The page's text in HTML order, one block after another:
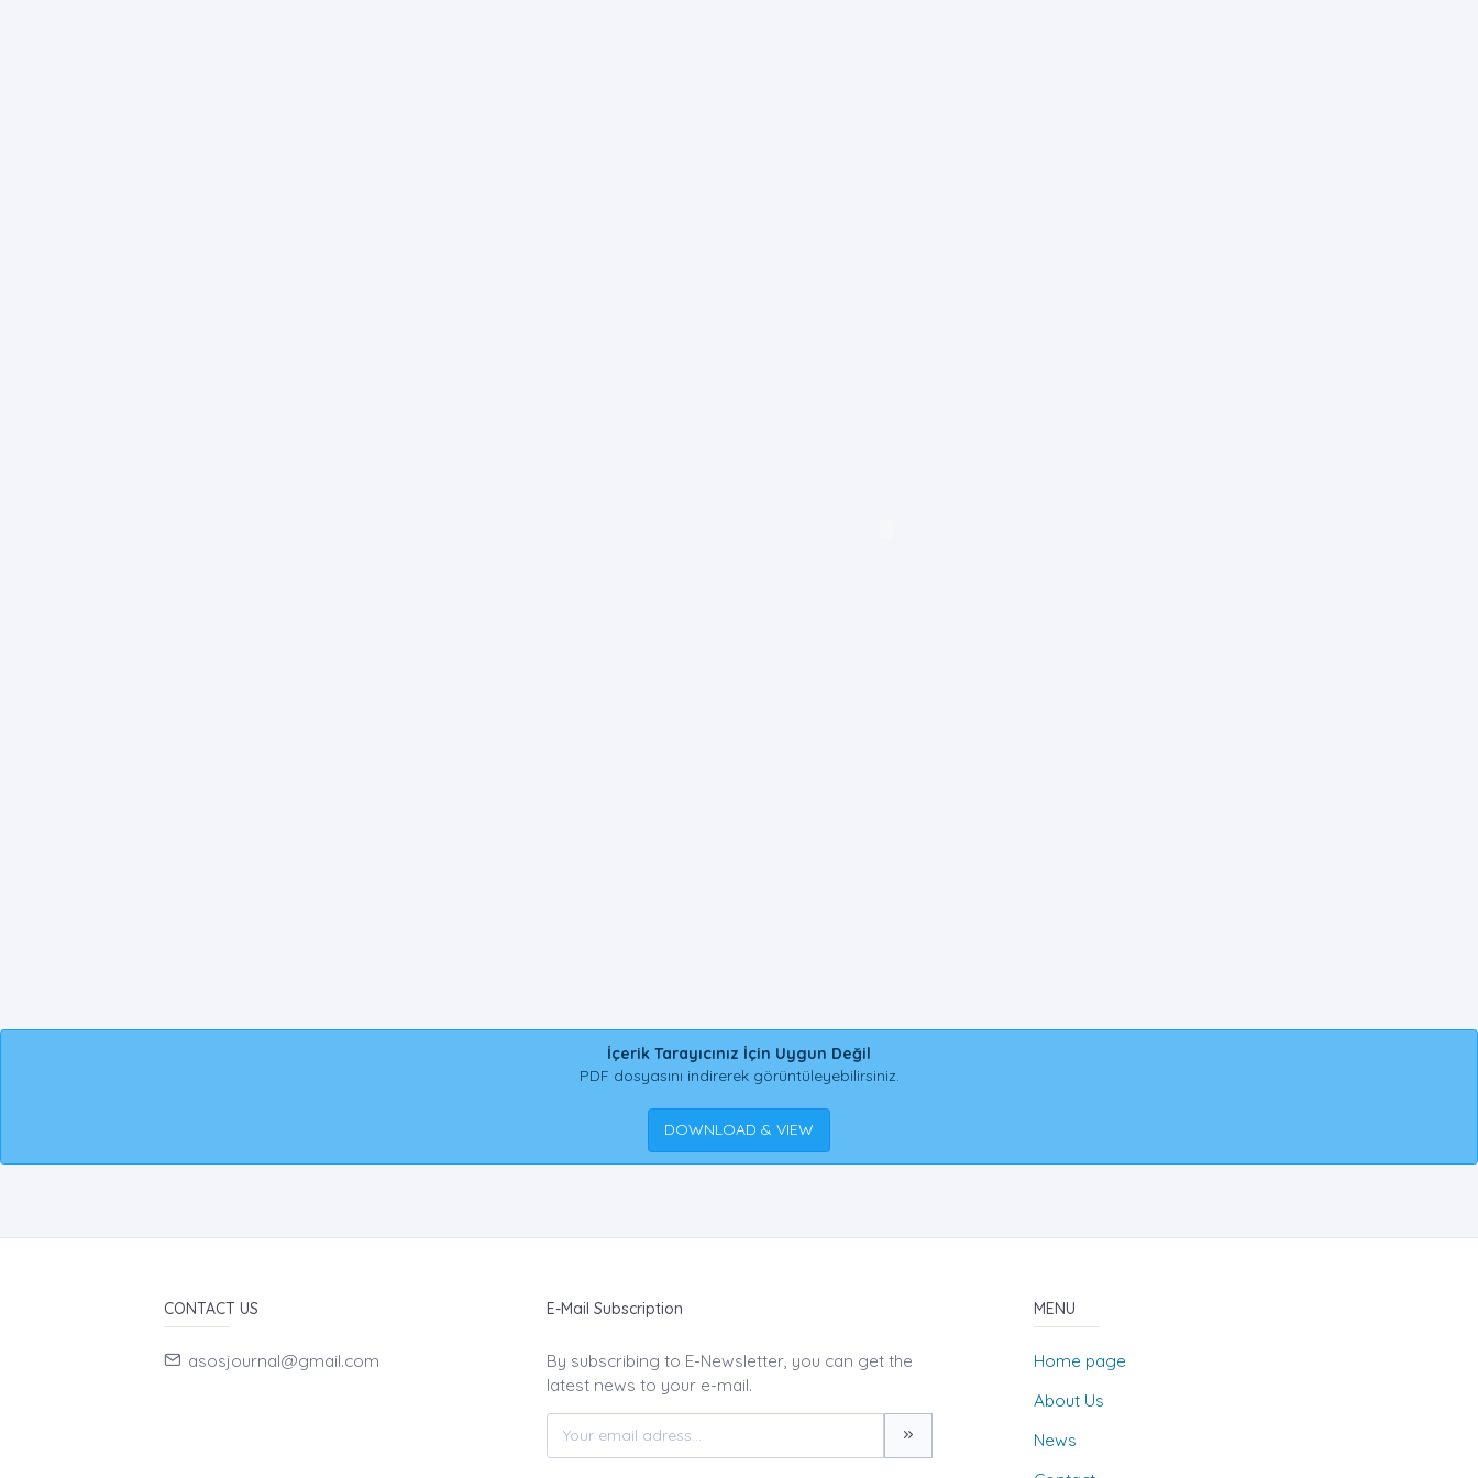
İçerik Tarayıcınız İçin Uygun Değil
PDF dosyasını indirerek görüntüleyebilirsiniz.
DOWNLOAD & VIEW
CONTACT US
asosjournal@gmail.com
E-Mail Subscription
By subscribing to E-Newsletter, you can get the
latest news to your e-mail.
MENU
Home page
About Us
News